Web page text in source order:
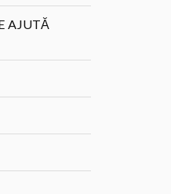
AJUTĂ